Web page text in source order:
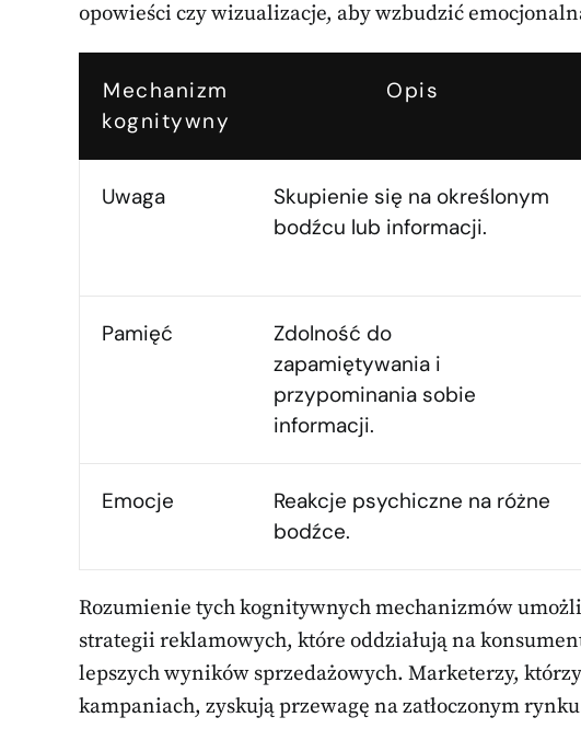
opowieści czy wizualizacje, aby wzbudzić
Mechanizm
kognitywny
Opis
Uwaga
Skupienie się na określonym
bodźcu lub informacji.
Pamięć
Zdolność do
zapamiętywania i
przypominania sobie
informacji.
Emocje
Reakcje psychiczne na różne
bodźce.
Rozumienie tych kognitywnych mechanizmów
strategii reklamowych, które oddziałują na
lepszych wyników sprzedażowych. Marketerzy,
kampaniach, zyskują przewagę na zatłoczonym